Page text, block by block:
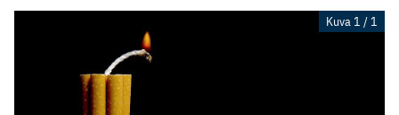
Kuva 1 / 1